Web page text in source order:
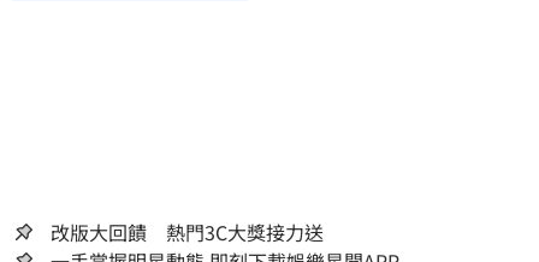
改版大回饋 熱門3C大獎接力送